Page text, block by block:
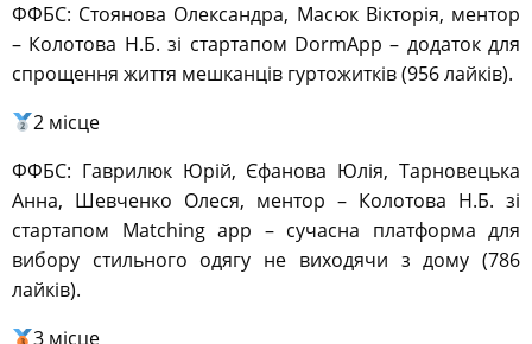
ФФБС: Стоянова Олександра, Масюк Вікторія, ментор
– Колотова Н.Б. зі стартапом DormApp – додаток для
спрощення життя мешканців гуртожитків (956 лайків).
2 місце
ФФБС: Гаврилюк Юрій, Єфанова Юлія, Тарновецька
Анна, Шевченко Олеся, ментор – Колотова Н.Б. зі
стартапом Matching app – сучасна платформа для
вибору стильного одягу не виходячи з дому (786
лайків).
3 місце